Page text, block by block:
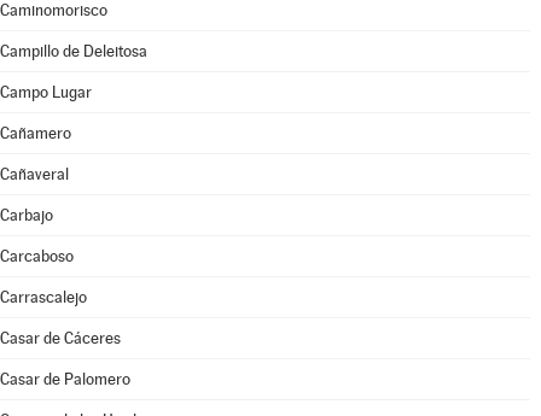
Caminomorisco
Campillo de Deleitosa
Campo Lugar
Cañamero
Cañaveral
Carbajo
Carcaboso
Carrascalejo
Casar de Cáceres
Casar de Palomero